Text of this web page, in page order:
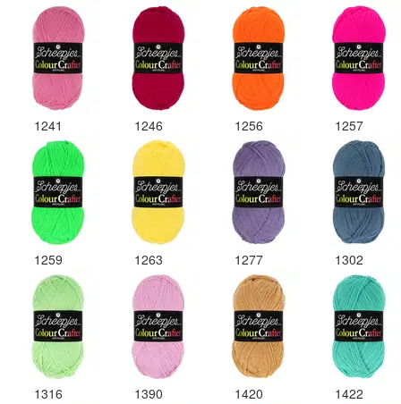
1241 1246 1256 1257
1259 1263 1277 1302
1316 1390 1420 1422